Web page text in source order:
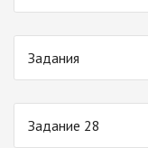
Задания
Задание 28